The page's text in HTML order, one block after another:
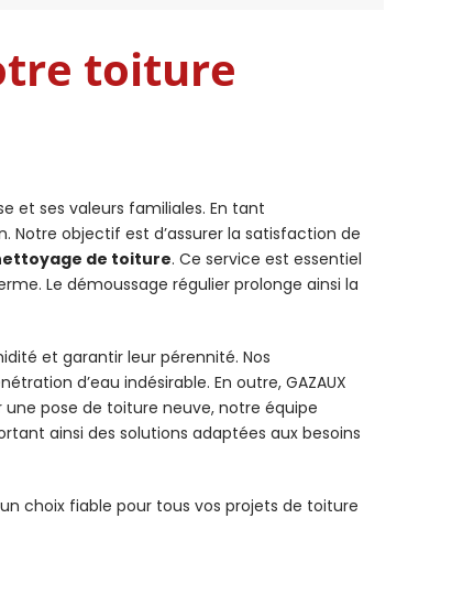
toiture
et ses valeurs familiales. En tant
Notre objectif est d’assurer la satisfaction de
de toiture. Ce service est essentiel
Le démoussage régulier prolonge ainsi la
et garantir leur pérennité. Nos
d’eau indésirable. En outre, GAZAUX
une pose de toiture neuve, notre équipe
ainsi des solutions adaptées aux besoins
choix fiable pour tous vos projets de toiture